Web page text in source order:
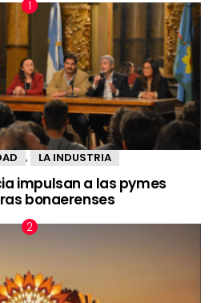
LA INDUSTRIA
impulsan a las pymes
bonaerenses